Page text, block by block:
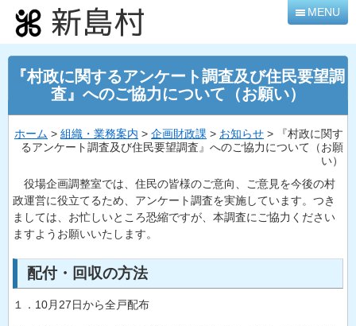
本
文
へ
移
動
MENU
『村政に関するアンケート調査及び住民要望調
査』へのご協力について（お願い）
ホーム > 組織・業務案内 > 企画財政課 > お知らせ > 『村政に関す
るアンケート調査及び住民要望調査』へのご協力について（お願
い）
役場企画調整室では、住民の皆様のご意向、ご意見を今後の村
政運営に役立てるため、アンケート調査を実施しています。つき
ましては、お忙しいところ恐縮ですが、本調査にご協力ください
ますようお願いいたします。
配付・回収の方法
１．10月27日から全戸配布